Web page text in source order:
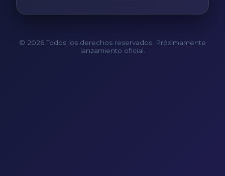
© 2026 Todos los derechos reservados. Próximamente
lanzamiento oficial.